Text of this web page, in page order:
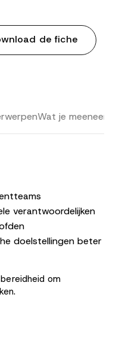
de fiche
Wat je meeneemt
verantwoordelijken
doelstellingen beter
om